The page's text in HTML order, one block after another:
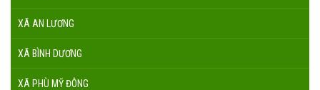
XÃ AN LƯƠNG
XÃ BÌNH DƯƠNG
XÃ PHÙ MỸ ĐÔNG